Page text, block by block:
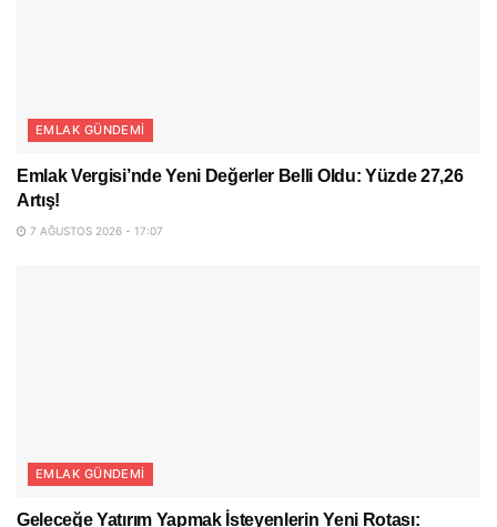
EMLAK GÜNDEMI
Emlak Vergisi’nde Yeni Değerler Belli Oldu: Yüzde 27,26
Artış!
7 AĞUSTOS 2026 - 17:07
EMLAK GÜNDEMI
Geleceğe Yatırım Yapmak İsteyenlerin Yeni Rotası: